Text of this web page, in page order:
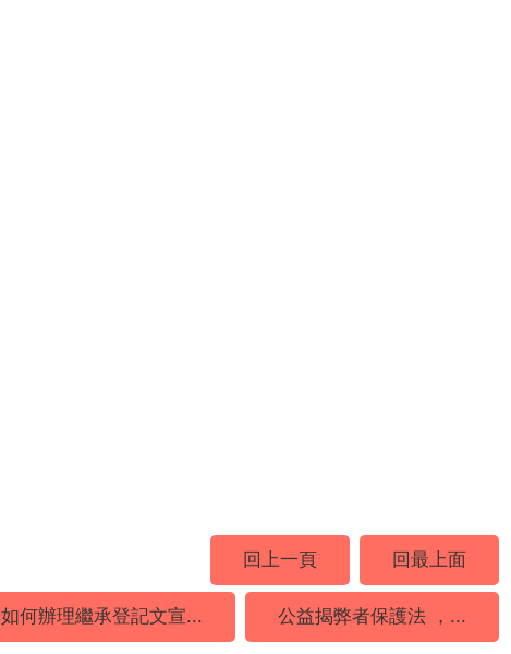
回上一頁
回最上面
如何辦理繼承登記文宣... 公益揭弊者保護法 ，...